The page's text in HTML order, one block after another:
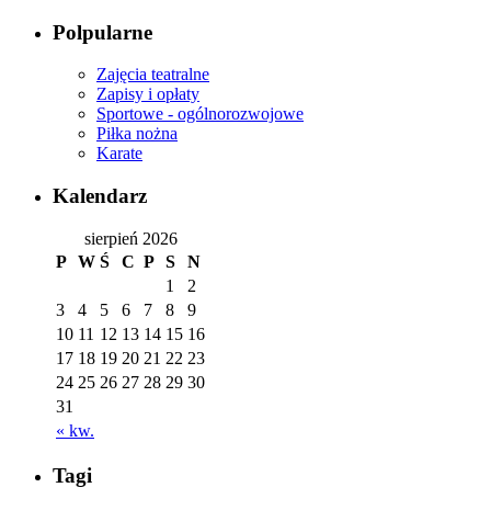
Polpularne
Zajęcia teatralne
Zapisy i opłaty
Sportowe - ogólnorozwojowe
Piłka nożna
Karate
Kalendarz
sierpień 2026
P W Ś C P S N
« kw.
1
2
3
4 5 6 7 8
9
10 11 12 13 14 15 16
17 18 19 20 21 22 23
24 25 26 27 28 29 30
31
Tagi